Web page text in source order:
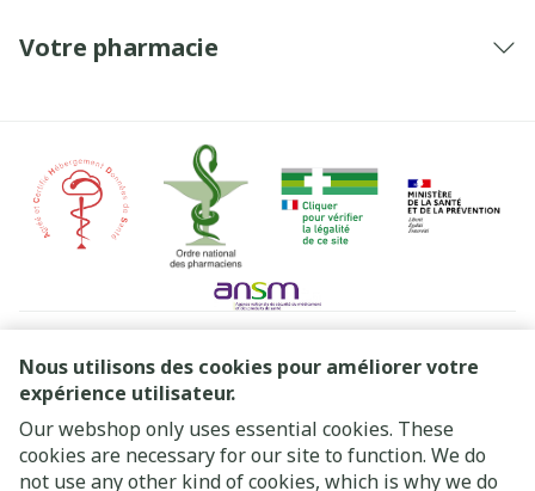
Nous utilisons des cookies pour améliorer votre
expérience utilisateur.
Our webshop only uses essential cookies. These
cookies are necessary for our site to function. We do
not use any other kind of cookies, which is why we do
Votre pharmacie
Liens légaux